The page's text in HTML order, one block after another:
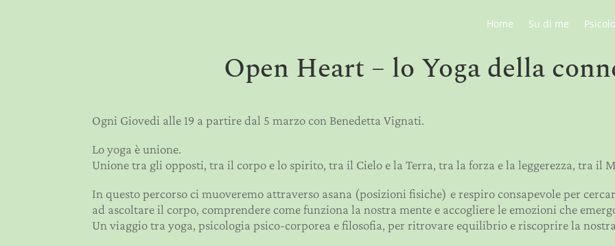
Home Su di me
Open Heart – lo Yoga della
Ogni Giovedi alle 19 a partire dal 5 marzo con Benedetta Vignati.
Lo yoga è unione.
Unione tra gli opposti, tra il corpo e lo spirito, tra il Cielo e la Terra, tra la forza e la leggerezza, tra il
In questo percorso ci muoveremo attraverso asana (posizioni fisiche) e respiro consapevole per
ad ascoltare il corpo, comprendere come funziona la nostra mente e accogliere le emozioni che
Un viaggio tra yoga, psicologia psico-corporea e filosofia, per ritrovare equilibrio e riscoprire la